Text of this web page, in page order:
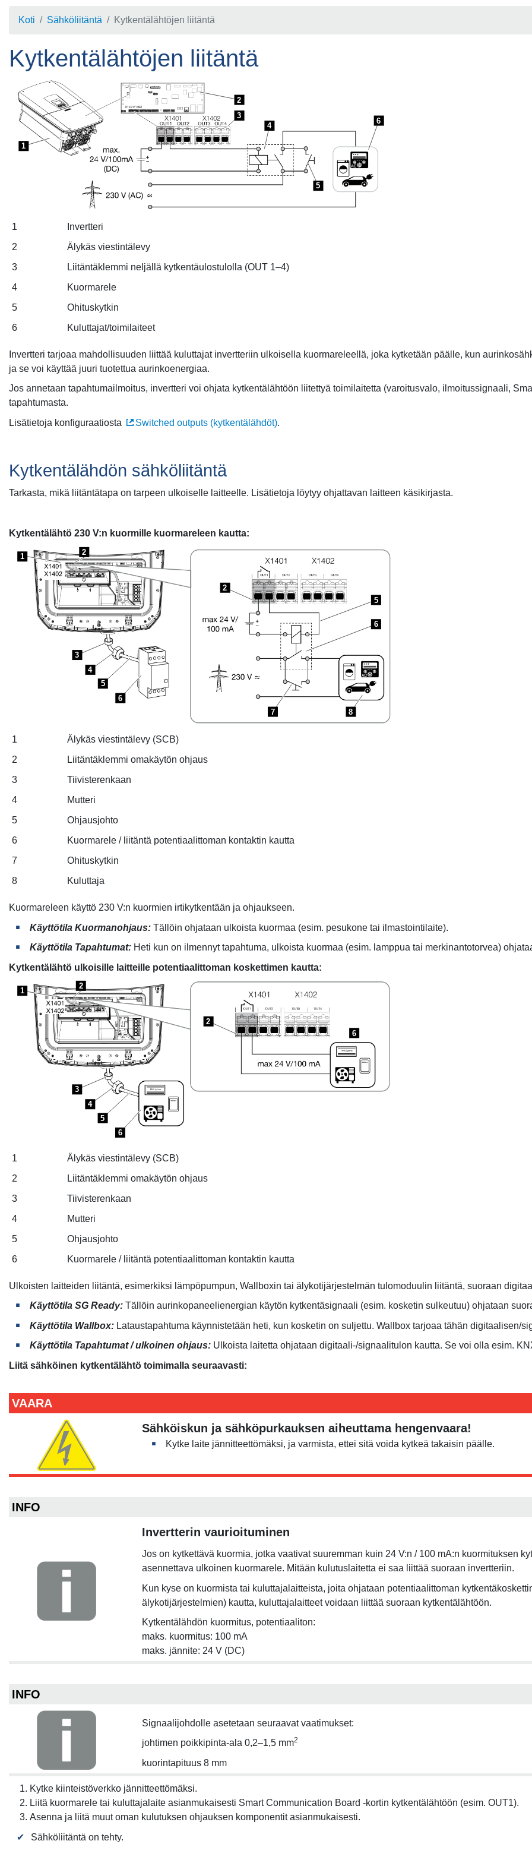
Koti Sähköliitäntä Kytkentälähtöjen liitäntä
Kytkentälähtöjen liitäntä
1
2
3
4
5
6
1
Invertteri
2
Älykäs viestintälevy
3
Liitäntäklemmi neljällä kytkentäulostulolla (OUT 1–4)
4
Kuormarele
5
Ohituskytkin
6
Kuluttajat/toimilaiteet
Invertteri tarjoaa mahdollisuuden liittää kuluttajat invertteriin ulkoisella kuormareleellä, joka kytketään päälle, kun
ja se voi käyttää juuri tuotettua aurinkoenergiaa.
Jos annetaan tapahtumailmoitus, invertteri voi ohjata kytkentälähtöön liitettyä toimilaitetta (varoitusvalo, ilmoitussignaali,
tapahtumasta.
Lisätietoja konfiguraatiosta
Switched outputs (kytkentälähdöt).
Kytkentälähdön sähköliitäntä
Tarkasta, mikä liitäntätapa on tarpeen ulkoiselle laitteelle. Lisätietoja löytyy ohjattavan laitteen käsikirjasta.
Kytkentälähtö 230 V:n kuormille kuormareleen kautta:
1 2
3
4
5
6
2
7 8
5
6
1
Älykäs viestintälevy (SCB)
2
Liitäntäklemmi omakäytön ohjaus
3
Tiivisterenkaan
4
Mutteri
5
Ohjausjohto
6
Kuormarele / liitäntä potentiaalittoman kontaktin kautta
7
Ohituskytkin
8
Kuluttaja
Kuormareleen käyttö 230 V:n kuormien irtikytkentään ja ohjaukseen.
Käyttötila Kuormanohjaus: Tällöin ohjataan ulkoista kuormaa (esim. pesukone tai ilmastointilaite).
Käyttötila Tapahtumat: Heti kun on ilmennyt tapahtuma, ulkoista kuormaa (esim. lamppua tai merkinantotorvea)
Kytkentälähtö ulkoisille laitteille potentiaalittoman koskettimen kautta:
1
2
3
4
5
6
6
2
1
Älykäs viestintälevy (SCB)
2
Liitäntäklemmi omakäytön ohjaus
3
Tiivisterenkaan
4
Mutteri
5
Ohjausjohto
6
Kuormarele / liitäntä potentiaalittoman kontaktin kautta
Ulkoisten laitteiden liitäntä, esimerkiksi lämpöpumpun, Wallboxin tai älykotijärjestelmän tulomoduulin liitäntä, suoraan
Käyttötila SG Ready: Tällöin aurinkopaneelienergian käytön kytkentäsignaali (esim. kosketin sulkeutuu) ohjataan
Käyttötila Wallbox: Lataustapahtuma käynnistetään heti, kun kosketin on suljettu. Wallbox tarjoaa tähän digitaalisen/
Käyttötila Tapahtumat / ulkoinen ohjaus: Ulkoista laitetta ohjataan digitaali-/signaalitulon kautta. Se voi olla esim.
Liitä sähköinen kytkentälähtö toimimalla seuraavasti:
VAARA
Sähköiskun ja sähköpurkauksen aiheuttama hengenvaara!
Kytke laite jännitteettömäksi, ja varmista, ettei sitä voida kytkeä takaisin päälle.
INFO
Invertterin vaurioituminen
Jos on kytkettävä kuormia, jotka vaativat suuremman kuin 24 V:n / 100 mA:n kuormituksen
asennettava ulkoinen kuormarele. Mitään kulutuslaitetta ei saa liittää suoraan invertteriin.
Kun kyse on kuormista tai kuluttajalaitteista, joita ohjataan potentiaalittoman
älykotijärjestelmien) kautta, kuluttajalaitteet voidaan liittää suoraan kytkentälähtöön.
Kytkentälähdön kuormitus, potentiaaliton:
maks. kuormitus: 100 mA
maks. jännite: 24 V (DC)
INFO
Signaalijohdolle asetetaan seuraavat vaatimukset:
johtimen poikkipinta-ala 0,2–1,5 mm2
kuorintapituus 8 mm
Kytke kiinteistöverkko jännitteettömäksi.
Liitä kuormarele tai kuluttajalaite asianmukaisesti Smart Communication Board -kortin kytkentälähtöön (esim. OUT1).
Asenna ja liitä muut oman kulutuksen ohjauksen komponentit asianmukaisesti.
Sähköliitäntä on tehty.